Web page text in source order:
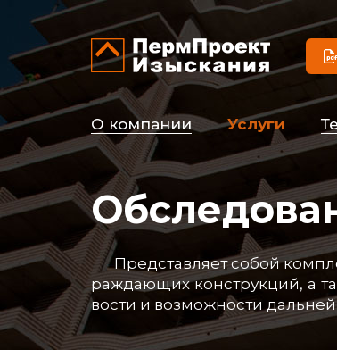
О ком­па­нии Ус­лу­ги
Пред­став­ля­ет со­бой
раж­да­ющих конс­трук­ций, а
вос­ти и воз­мож­нос­ти